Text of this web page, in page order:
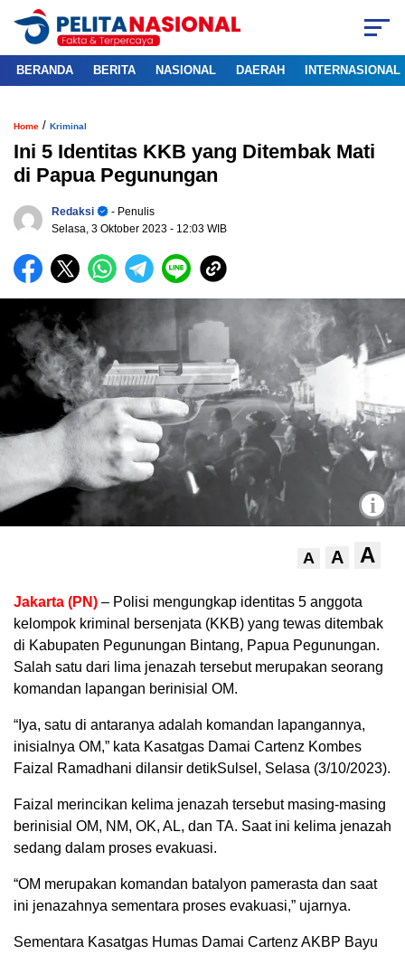
BERANDA BERITA NASIONAL DAERAH INTERNASIONAL
Home / Kriminal
Ini 5 Identitas KKB yang Ditembak Mati
di Papua Pegunungan
Redaksi
- Penulis
Selasa, 3 Oktober 2023 - 12:03 WIB
i
A A A
Jakarta (PN) – Polisi mengungkap identitas 5 anggota
kelompok kriminal bersenjata (KKB) yang tewas ditembak
di Kabupaten Pegunungan Bintang, Papua Pegunungan.
Salah satu dari lima jenazah tersebut merupakan seorang
komandan lapangan berinisial OM.
“Iya, satu di antaranya adalah komandan lapangannya,
inisialnya OM,” kata Kasatgas Damai Cartenz Kombes
Faizal Ramadhani dilansir detikSulsel, Selasa (3/10/2023).
Faizal merincikan kelima jenazah tersebut masing-masing
berinisial OM, NM, OK, AL, dan TA. Saat ini kelima jenazah
sedang dalam proses evakuasi.
“OM merupakan komandan batalyon pamerasta dan saat
ini jenazahnya sementara proses evakuasi,” ujarnya.
Sementara Kasatgas Humas Damai Cartenz AKBP Bayu